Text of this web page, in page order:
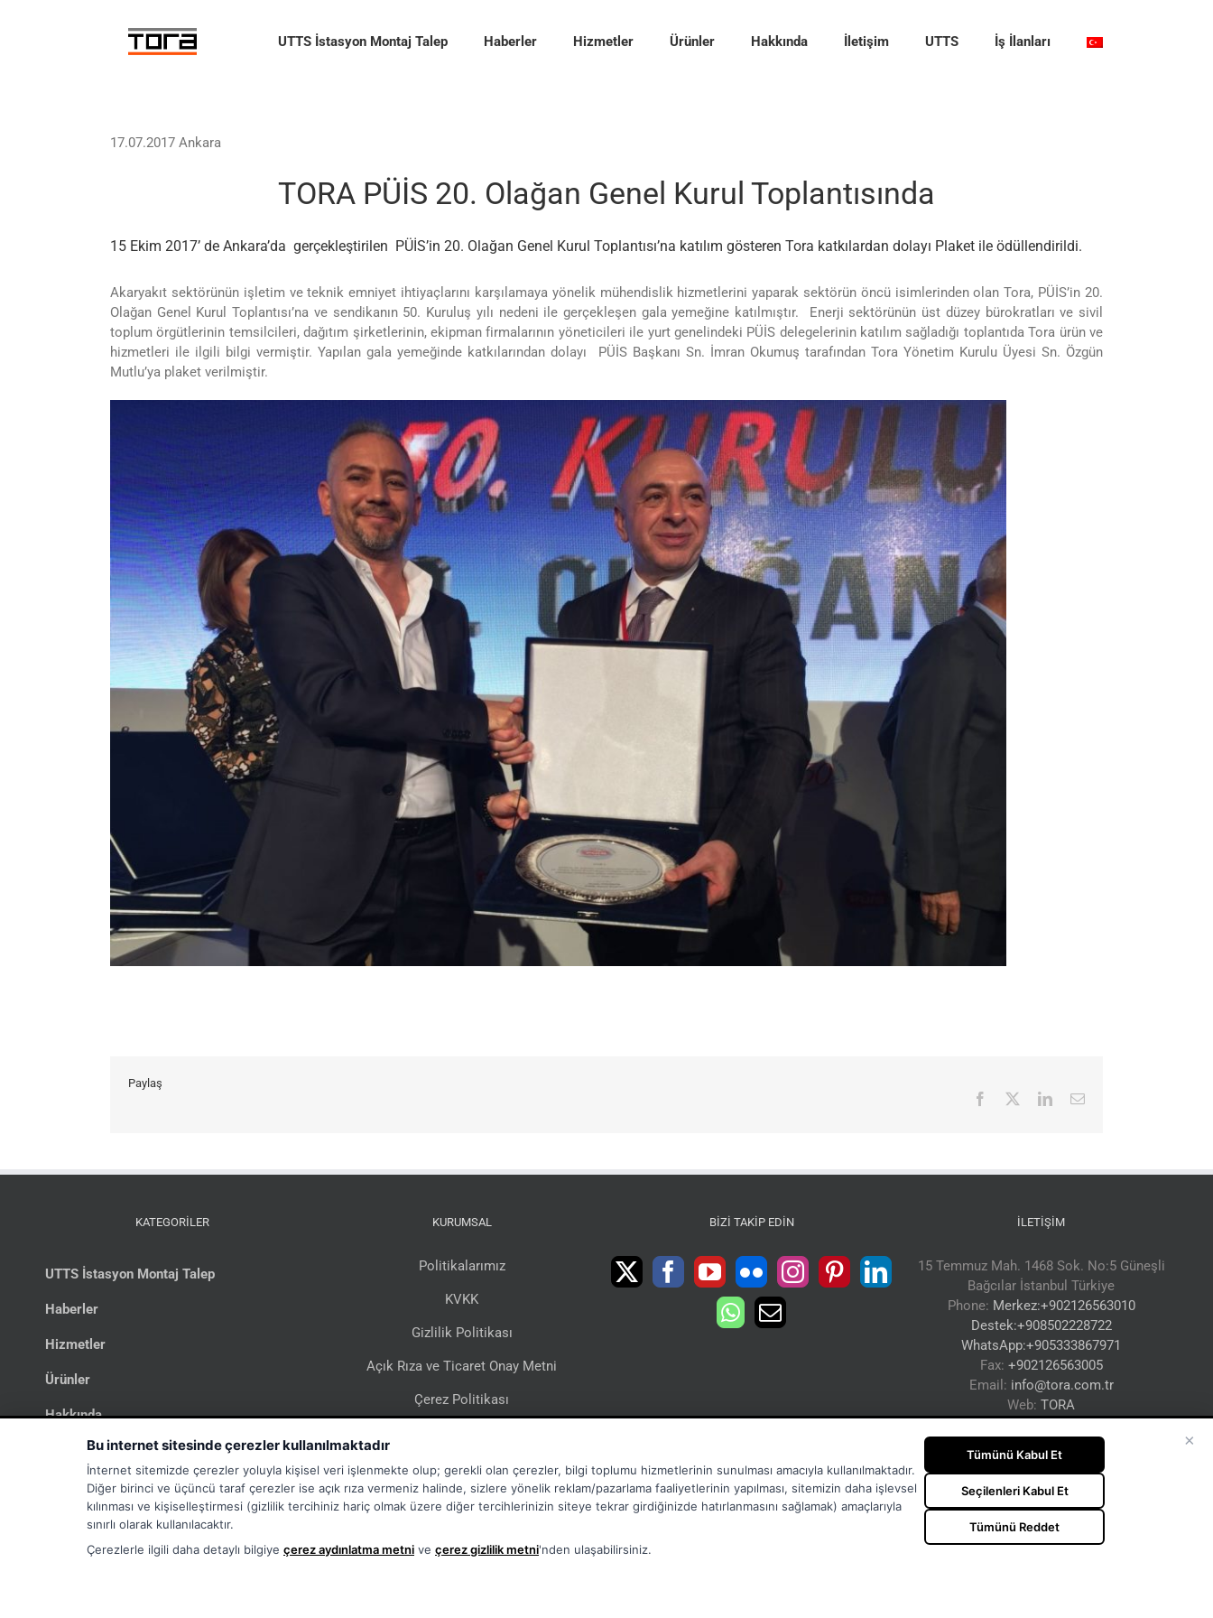
UTTS İstasyon Montaj Talep Haberler Hizmetler Ürünler Hakkında İletişim UTTS İş İlanları
17.07.2017 Ankara
TORA PÜİS 20. Olağan Genel Kurul Toplantısında
15 Ekim 2017’ de Ankara’da gerçekleştirilen PÜİS’in 20. Olağan Genel Kurul Toplantısı’na katılım gösteren Tora katkılardan dolayı Plaket ile ödüllendirildi.
Akaryakıt sektörünün işletim ve teknik emniyet ihtiyaçlarını karşılamaya yönelik mühendislik hizmetlerini yaparak sektörün öncü isimlerinden olan Tora, PÜİS’in 20.
Olağan Genel Kurul Toplantısı’na ve sendikanın 50. Kuruluş yılı nedeni ile gerçekleşen gala yemeğine katılmıştır. Enerji sektörünün üst düzey bürokratları ve sivil
toplum örgütlerinin temsilcileri, dağıtım şirketlerinin, ekipman firmalarının yöneticileri ile yurt genelindeki PÜİS delegelerinin katılım sağladığı toplantıda Tora ürün ve
hizmetleri ile ilgili bilgi vermiştir. Yapılan gala yemeğinde katkılarından dolayı PÜİS Başkanı Sn. İmran Okumuş tarafından Tora Yönetim Kurulu Üyesi Sn. Özgün
Mutlu’ya plaket verilmiştir.
Paylaş
Facebook LinkedIn
E-
KATEGORİLER
UTTS İstasyon Montaj Talep
Haberler
Hizmetler
Ürünler
Hakkında
İletişim
İş İlanları
KURUMSAL
Politikalarımız
KVKK
Gizlilik Politikası
Açık Rıza ve Ticaret Onay Metni
Çerez Politikası
Sertifikalarımız
BIZI TAKIP EDIN İLETIŞIM
15 Temmuz Mah. 1468 Sok. No:5 Güneşli
Bağcılar İstanbul Türkiye
Phone: Merkez:+902126563010
Destek:+908502228722
WhatsApp:+905333867971
Fax: +902126563005
Email: info@tora.com.tr
Web: TORA
×
Bu internet sitesinde çerezler kullanılmaktadır
İnternet sitemizde çerezler yoluyla kişisel veri işlenmekte olup; gerekli olan çerezler, bilgi toplumu hizmetlerinin sunulması amacıyla kullanılmaktadır.
Diğer birinci ve üçüncü taraf çerezler ise açık rıza vermeniz halinde, sizlere yönelik reklam/pazarlama faaliyetlerinin yapılması, sitemizin daha işlevsel
kılınması ve kişiselleştirmesi (gizlilik tercihiniz hariç olmak üzere diğer tercihlerinizin siteye tekrar girdiğinizde hatırlanmasını sağlamak) amaçlarıyla
sınırlı olarak kullanılacaktır.
Çerezlerle ilgili daha detaylı bilgiye çerez aydınlatma metni ve çerez gizlilik metni'nden ulaşabilirsiniz.
Tümünü Kabul Et
Seçilenleri Kabul Et
Tümünü Reddet